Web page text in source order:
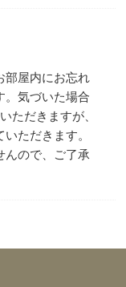
部屋内にお忘れ
。気づいた場合
ただきますが、
ただきます。
んので、ご了承